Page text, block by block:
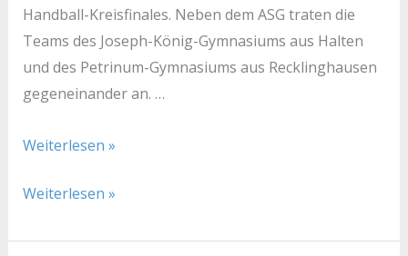
Handball-Kreisfinales. Neben dem ASG traten die
Teams des Joseph-König-Gymnasiums aus Halten
und des Petrinum-Gymnasiums aus Recklinghausen
gegeneinander an. …
Kreismeister
Weiterlesen »
Kreismeister
Weiterlesen »